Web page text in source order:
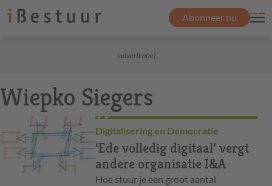
Abonneer nu
(advertentie)
Wiepko Siegers
Digitalisering en Democratie
‘Ede volledig digitaal’ vergt
andere organisatie I&A
Hoe stuur je een groot aantal